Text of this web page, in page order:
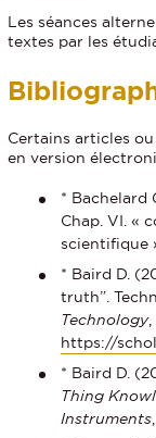
Les séances
textes par les
Certains articles
en version
* Bachelard
Chap. VI. «
scientifique
* Baird D.
truth”.
Technology,
https://
* Baird D.
Thing
Instruments